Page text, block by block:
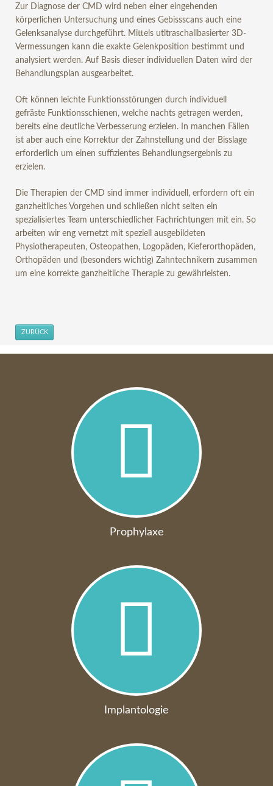
Zur Diagnose der CMD wird neben einer eingehenden
körperlichen Untersuchung und eines Gebissscans auch eine
Gelenksanalyse durchgeführt. Mittels utltraschallbasierter 3D-
Vermessungen kann die exakte Gelenkposition bestimmt und
analysiert werden. Auf Basis dieser individuellen Daten wird der
Behandlungsplan ausgearbeitet.
Oft können leichte Funktionsstörungen durch individuell
gefräste Funktionsschienen, welche nachts getragen werden,
bereits eine deutliche Verbesserung erzielen. In manchen Fällen
ist aber auch eine Korrektur der Zahnstellung und der Bisslage
erforderlich um einen suffizientes Behandlungsergebnis zu
erzielen.
Die Therapien der CMD sind immer individuell, erfordern oft ein
ganzheitliches Vorgehen und schließen nicht selten ein
spezialisiertes Team unterschiedlicher Fachrichtungen mit ein. So
arbeiten wir eng vernetzt mit speziell ausgebildeten
Physiotherapeuten, Osteopathen, Logopäden, Kieferorthopäden,
Orthopäden und (besonders wichtig) Zahntechnikern zusammen
um eine korrekte ganzheitliche Therapie zu gewährleisten.
ZURÜCK
Prophylaxe
Implantologie